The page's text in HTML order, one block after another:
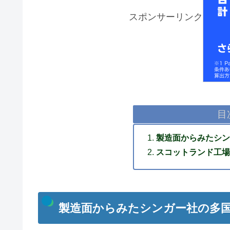
スポンサーリンク
目
製造面からみたシ
スコットランド工
製造面からみたシンガー社の多